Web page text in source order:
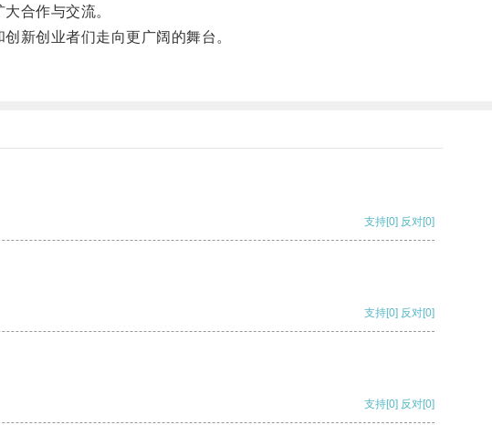
合作与交流。
新创业者们走向更广阔的舞台。
支持[0] 反对[0]
支持[0] 反对[0]
支持[0] 反对[0]